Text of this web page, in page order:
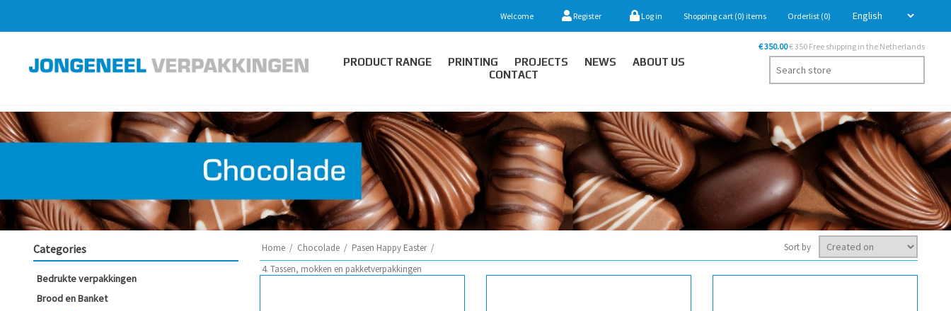
Welcome Register Log in Shopping cart (0) items Orderlist (0)
PRODUCT RANGE PRINTING PROJECTS NEWS
ABOUT US
CONTACT
€ 350.00€ 350 Free shipping in the Netherlands
Categories
Bedrukte verpakkingen
Brood en Banket
Home / Chocolade / Pasen Happy Easter /
4. Tassen, mokken en pakketverpakkingen
Sort by